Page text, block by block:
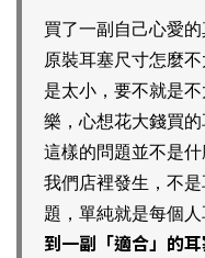
買了一副自己心愛
原裝耳塞尺寸怎麼
是太小，要不就是
樂，心想花大錢買
這樣的問題並不是
我們店裡發生，不
題，單純就是每個
到一副「適合」的